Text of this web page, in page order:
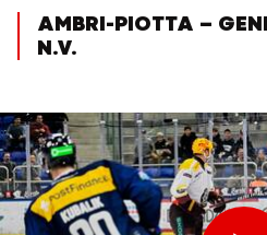
AMBRI-PIOTTA –
N.V.